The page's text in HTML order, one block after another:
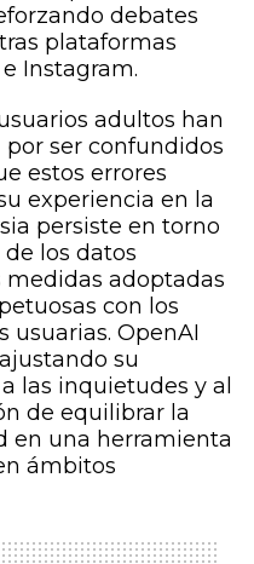
debates
plataformas
Instagram.
adultos han
ser confundidos
estos errores
experiencia en la
persiste en torno
los datos
medidas adoptadas
con los
usuarias. OpenAI
su
las inquietudes y al
de equilibrar la
en una herramienta
ámbitos